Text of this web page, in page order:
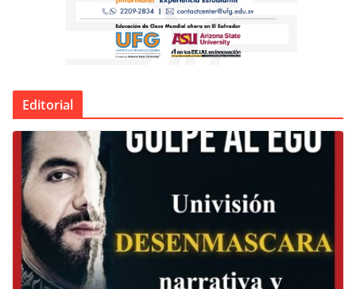
Editorial